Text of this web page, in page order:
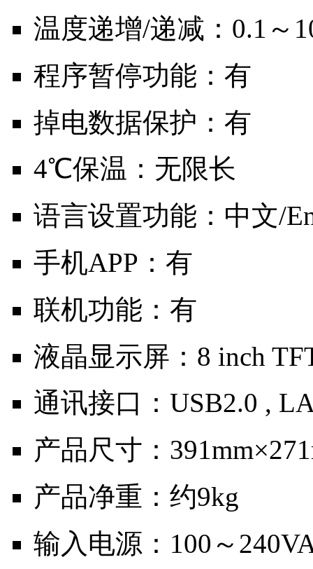
温度递增/递减：0.1～
程序暂停功能：有
掉电数据保护：有
4℃保温：无限长
语言设置功能：中文/
手机APP：有
联机功能：有
液晶显示屏：8 inch
通讯接口：USB2.0 ,
产品尺寸：
产品净重：约9kg
输入电源：100～